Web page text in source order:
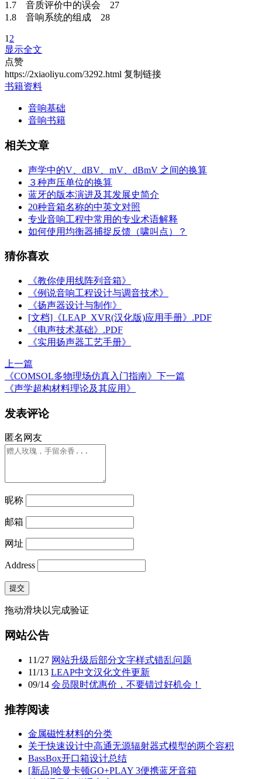
1.7 音质评价中的误会 27
1.8 音响系统的组成 28
1 2
显示全文
点赞
https://2xiaoliyu.com/3292.html 复制链接
书籍资料
音响基础
音响书籍
相关文章
声学中的V、dBV、mV、dBmV 之间的换算
３种声压单位的换算
蓝牙的版本演进及其发展史简介
20种音箱名称的中英文对照
专业音响工程中常用的专业术语解释
如何使用均衡器捕捉反馈（啸叫点）？
猜你喜欢
《教你使用线阵列音箱》
《例说音响工程设计与调音技术》
《扬声器设计与制作》
[文档]《LEAP_XVR(汉化版)应用手册》.PDF
《电声技术基础》.PDF
《实用扬声器工艺手册》
上一篇
《COMSOL多物理场仿真入门指南》 下一篇
《声学超构材料理论及其应用》
发表评论
匿名网友
昵称
邮箱
网址
Address
提交
拖动滑块以完成验证
网站公告
11/27 网站升级后部分文字样式错乱问题
11/13 LEAP中文汉化文件更新
09/14 会员限时优惠价，不要错过好机会！
推荐阅读
金属磁性材料的分类
关于快速设计中高通无源辐射器式模型的两个容积
BassBox开口箱设计总结
[新品]哈曼卡顿GO+PLAY 3便携蓝牙音箱